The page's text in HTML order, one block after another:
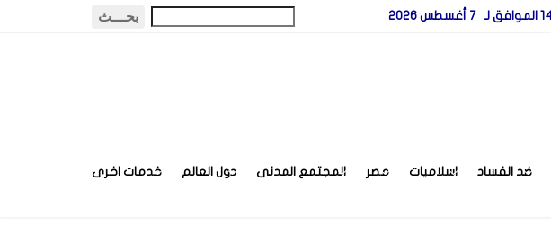
ضد الفساد اسلاميات مصر المجتمع المدنى دول العالم خدمات اخرى